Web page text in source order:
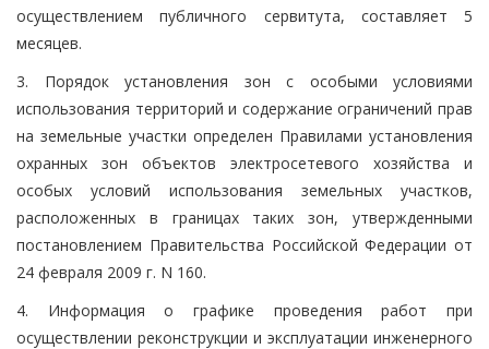
осуществлением публичного сервитута, составляет 5
месяцев.
3. Порядок установления зон с особыми условиями
использования территорий и содержание ограничений прав
на земельные участки определен Правилами установления
охранных зон объектов электросетевого хозяйства и
особых условий использования земельных участков,
расположенных в границах таких зон, утвержденными
постановлением Правительства Российской Федерации от
24 февраля 2009 г. N 160.
4. Информация о графике проведения работ при
осуществлении реконструкции и эксплуатации инженерного